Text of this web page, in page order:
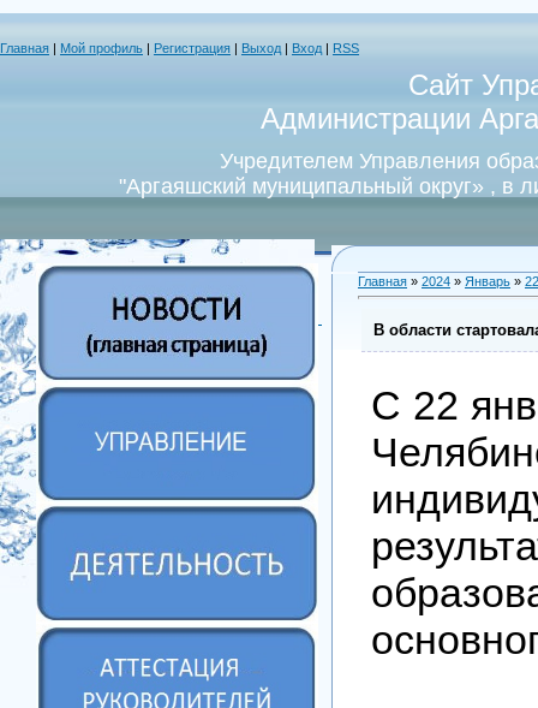
Главная Мой профиль Регистрация Выход Вход RSS
Сайт
Администрации
Учредителем Управления
"Аргаяшский муниципальный округ» , в
Главная » 2024 » Январь » 22
В области
С 22